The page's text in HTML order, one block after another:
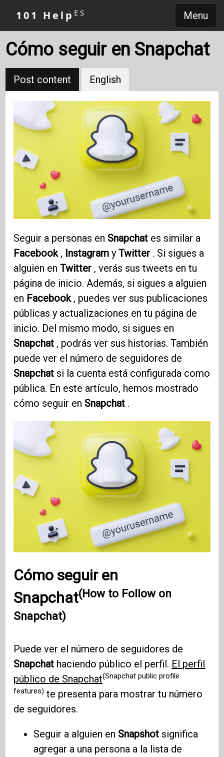
Menu
101 Help ES
Cómo seguir en Snapchat
Post content English
Seguir a personas en Snapchat es similar a
Facebook, Instagram yTwitter . Si sigues a
alguien enTwitter , verás sus tweets en tu
página de inicio. Además, si sigues a alguien
en Facebook, puedes ver sus publicaciones
públicas y actualizaciones en tu página de
inicio. Del mismo modo, si sigues en
Snapchat , podrás ver sus historias. También
puede ver el número de seguidores de
Snapchat si la cuenta está configurada como
pública. En este artículo, hemos mostrado
cómo seguir en Snapchat .
Cómo seguir en
Snapchat(How to Follow on
Snapchat)
Puede ver el número de seguidores de
Snapchat haciendo público el perfil. El perfil
público de Snapchat(Snapchat public profile
features) te presenta para mostrar tu número
de seguidores.
Seguir a alguien en Snapshot significa
agregar a una persona a la lista de